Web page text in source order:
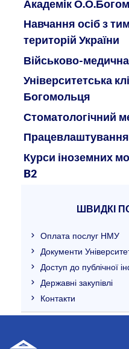
Академік
Навчання осіб з
територій України
Військово-медична
Університетська
Богомольця
Стоматологічний
Працевлаштування
Курси іноземних
B2
ШВИДКІ
Оплата послуг НМУ
Документи
Доступ до публічної
Державні закупівлі
Контакти